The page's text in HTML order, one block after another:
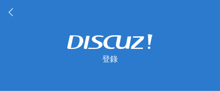
登錄